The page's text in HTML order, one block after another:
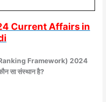
Current Affairs in
Framework) 2024
सा संस्थान है?